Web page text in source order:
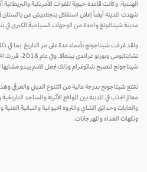
الهندية. وكانت قاعدة حيوية للقوات الأمريكية والبريطانية
مدينة شيتاغونغ واحدة من الوجهات السياحية الكبرى في
ولقد عُرفت شيتاجونج بأسماء عدة على مر التاريخ بما في ذلك
تشايتابومي وبورتو
شيتاجونج لتصبح شاتوغرام وذلك لجعل الاسم يبدو مشابها
تتمتع شيتاجونج بدرجة عالية من التنوع الديني والعرقي وهذا
معالم الجذب في المدينة بين المواقع الأثرية والمساجد التاريخية
والغابات وحدائق الشاي والثروة الحيوانية والنباتية الغنية
ونكهات الغذاء والمهرجانات.